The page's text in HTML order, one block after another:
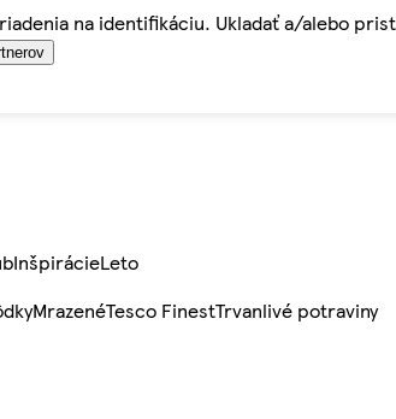
na identifikáciu. Ukladať a/alebo
InšpirácieLeto
MrazenéTesco FinestTrvanlivé potraviny